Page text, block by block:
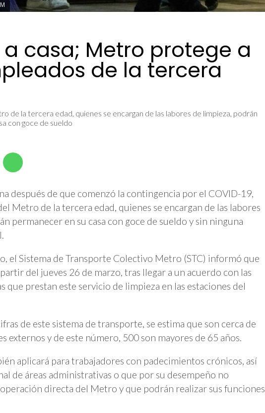
a casa; Metro protege a
de la tercera
de la tercera edad, quienes se encargan de las labores de limpieza, podrán
con goce de sueldo
después de que comenzó la contingencia por el COVID-19,
Metro de la tercera edad, quienes se encargan de las labores
permanecer en su casa con goce de sueldo y sin ninguna
el Sistema de Transporte Colectivo Metro (STC) informó que
del jueves 26 de marzo, tras llegar a un acuerdo con las
que prestan este servicio de limpieza en las estaciones del
de este sistema de transporte, se estima que son cerca de
externos y de este número, 500 son mayores de 65 años.
aplicará para trabajadores con padecimientos crónicos, así
de áreas administrativas o que por su desempeño no
directa del Metro y que podrán realizar sus funciones